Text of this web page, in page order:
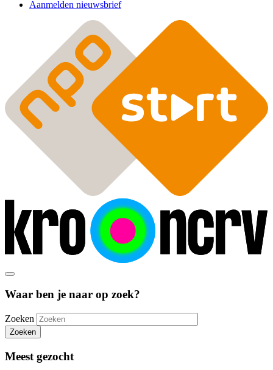
Aanmelden nieuwsbrief
Waar ben je naar op zoek?
Zoeken
Zoeken
Meest gezocht